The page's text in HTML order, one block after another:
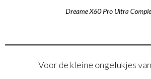
Dreame X60 Pro Ultra
Voor de kleine ongelukjes